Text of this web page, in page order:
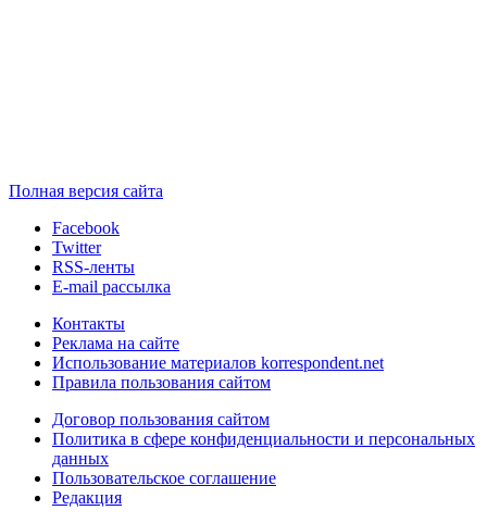
Полная версия сайта
Facebook
Twitter
RSS-ленты
E-mail рассылка
Контакты
Реклама на сайте
Использование материалов korrespondent.net
Правила пользования сайтом
Договор пользования сайтом
Политика в сфере конфиденциальности и персональных
данных
Пользовательское соглашение
Редакция